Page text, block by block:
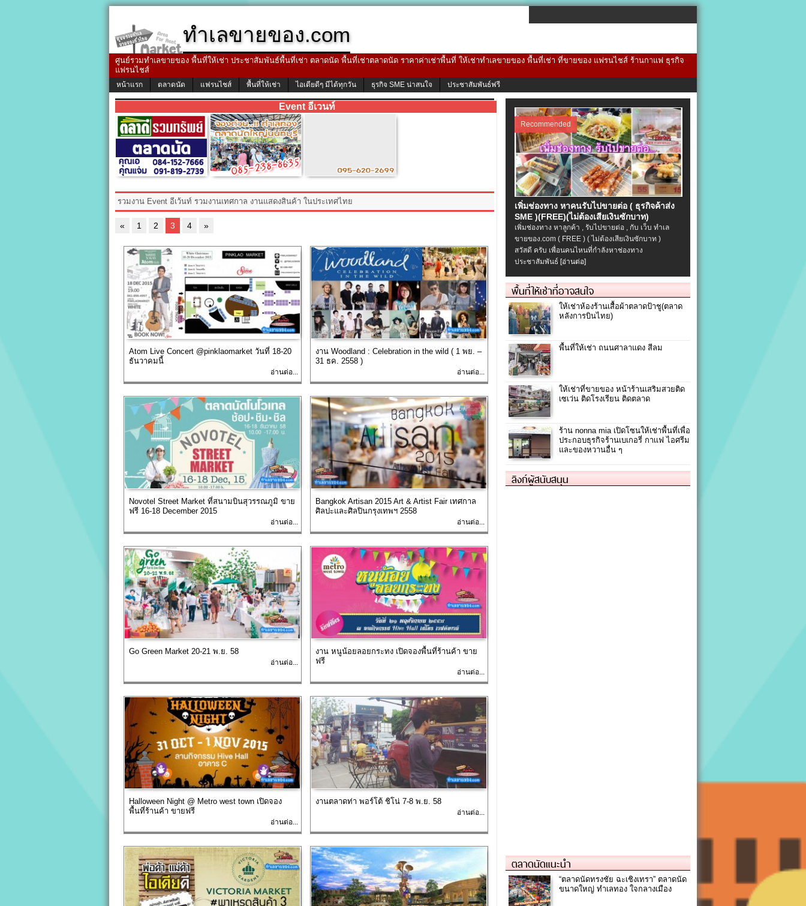
ทำเลขายของ.com
ศูนย์รวมทำเลขายของ พื้นที่ให้เช่า ประชาสัมพันธ์พื้นที่เช่า ตลาดนัด พื้นที่เช่าตลาดนัด ราคาค่าเช่าพื้นที่ ให้เช่าทำเลขายของ พื้นที่เช่า ที่ขายของ แฟรนไชส์ ร้านกาแฟ ธุรกิจ
แฟรนไชส์
หน้าแรก ตลาดนัด แฟรนไชส์ พื้นที่ให้เช่า ไอเดียดีๆ มีได้ทุกวัน ธุรกิจ SME น่าสนใจ ประชาสัมพันธ์ฟรี
Event อีเวนท์
รวมงาน Event อีเว้นท์ รวมงานเทศกาล งานแสดงสินค้า ในประเทศไทย
« 1 2 3 4 »
Atom Live Concert @pinklaomarket วันที่ 18-20
ธันวาคมนี้
อ่านต่อ...
งาน Woodland : Celebration in the wild ( 1 พย. –
31 ธค. 2558 )
อ่านต่อ...
Novotel Street Market ที่สนามบินสุวรรณภูมิ ขาย
ฟรี 16-18 December 2015
อ่านต่อ...
Bangkok Artisan 2015 Art & Artist Fair เทศกาล
ศิลปะและศิลปินกรุงเทพฯ 2558
อ่านต่อ...
Go Green Market 20-21 พ.ย. 58
อ่านต่อ...
งาน หนูน้อยลอยกระทง เปิดจองพื้นที่ร้านค้า ขาย
ฟรี
อ่านต่อ...
Halloween Night @ Metro west town เปิดจอง
พื้นที่ร้านค้า ขายฟรี
อ่านต่อ...
งานตลาดท่า พอร์โต้ ชิโน่ 7-8 พ.ย. 58
อ่านต่อ...
Recommended
เพิ่มช่องทาง หาคนรับไปขายต่อ ( ธุรกิจค้าส่ง
SME )(FREE)(ไม่ต้องเสียเงินซักบาท)
เพิ่มช่องทาง หาลูกค้า , รับไปขายต่อ , กับ เว็บ ทำเล
ขายของ.com ( FREE ) ( ไม่ต้องเสียเงินซักบาท )
สวัสดี ครับ เพื่อนคนไหนที่กำลังหาช่องทาง
ประชาสัมพันธ์ [อ่านต่อ]
พื้นที่ให้เช่าที่อาจสนใจ
ให้เช่าห้องร้านเสื้อผ้าตลาดป้าชู(ตลาด
หลังการบินไทย)
พื้นที่ให้เช่า ถนนศาลาแดง สีลม
ให้เช่าที่ขายของ หน้าร้านเสริมสวยติด
เซเว่น ติดโรงเรียน ติดตลาด
ร้าน nonna mia เปิดโซนให้เช่าพื้นที่เพื่อ
ประกอบธุรกิจร้านเบเกอรี่ กาเเฟ ไอศรีม
และของหวานอื่น ๆ
ลิงก์ผู้สนับสนุน
ตลาดนัดแนะนำ
“ตลาดนัดทรงชัย ฉะเชิงเทรา” ตลาดนัด
ขนาดใหญ่ ทำเลทอง ใจกลางเมือง